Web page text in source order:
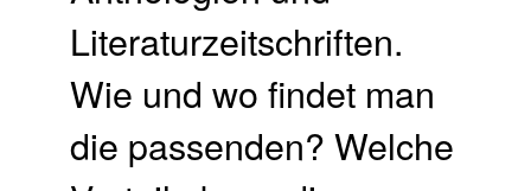
Literaturzeitschriften.
Wie und wo findet man
die passenden? Welche